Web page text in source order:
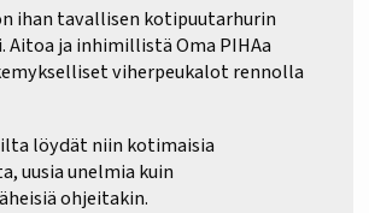
ihan tavallisen kotipuutarhurin
Aitoa ja inhimillistä Oma PIHAa
viherpeukalot rennolla
löydät niin kotimaisia
uusia unelmia kuin
ohjeitakin.